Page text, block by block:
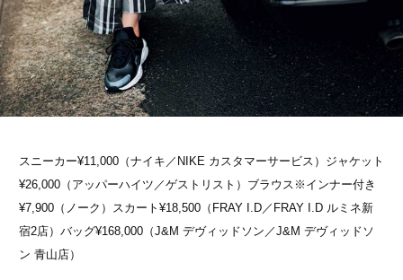
スニーカー¥11,000（ナイキ／NIKE カスタマーサービス）ジャケット
¥26,000（アッパーハイツ／ゲストリスト）ブラウス※インナー付き
¥7,900（ノーク）スカート¥18,500（FRAY I.D／FRAY I.D ルミネ新
宿2店）バッグ¥168,000（J&M デヴィッドソン／J&M デヴィッドソ
ン 青山店）